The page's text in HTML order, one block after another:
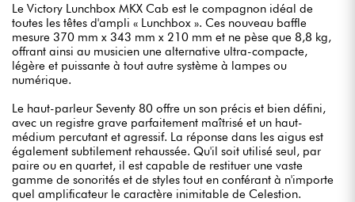
Le Victory Lunchbox MKX Cab est le compagnon idéal de
toutes les têtes d'ampli « Lunchbox ». Ces nouveau baffle
mesure 370 mm x 343 mm x 210 mm et ne pèse que 8,8 kg,
offrant ainsi au musicien une alternative ultra-compacte,
légère et puissante à tout autre système à lampes ou
numérique.
Le haut-parleur Seventy 80 offre un son précis et bien défini,
avec un registre grave parfaitement maîtrisé et un haut-
médium percutant et agressif. La réponse dans les aigus est
également subtilement rehaussée. Qu'il soit utilisé seul, par
paire ou en quartet, il est capable de restituer une vaste
gamme de sonorités et de styles tout en conférant à n'importe
quel amplificateur le caractère inimitable de Celestion.